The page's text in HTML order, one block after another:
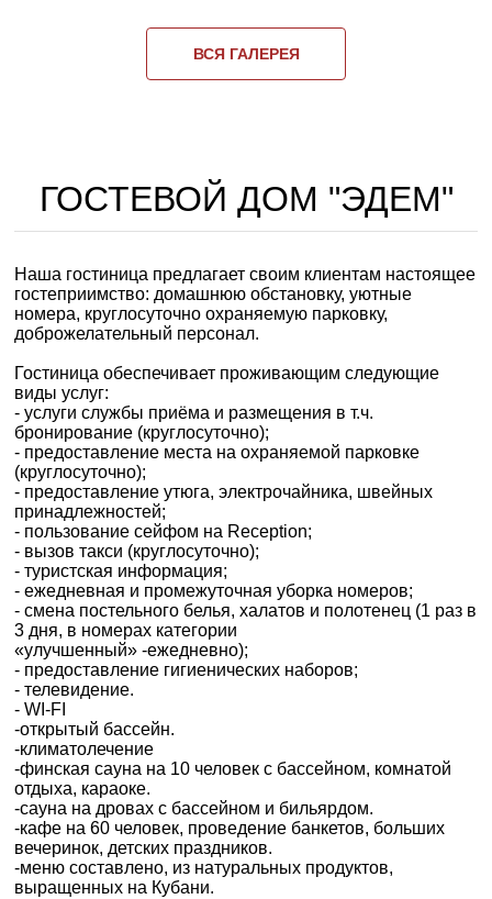
ВСЯ ГАЛЕРЕЯ
ГОСТЕВОЙ ДОМ "ЭДЕМ"
Наша гостиница предлагает своим клиентам настоящее
гостеприимство: домашнюю обстановку, уютные
номера, круглосуточно охраняемую парковку,
доброжелательный персонал.
Гостиница обеспечивает проживающим следующие
виды услуг:
- услуги службы приёма и размещения в т.ч.
бронирование (круглосуточно);
- предоставление места на охраняемой парковке
(круглосуточно);
- предоставление утюга, электрочайника, швейных
принадлежностей;
- пользование сейфом на Reception;
- вызов такси (круглосуточно);
- туристская информация;
- ежедневная и промежуточная уборка номеров;
- смена постельного белья, халатов и полотенец (1 раз в
3 дня, в номерах категории
«улучшенный» -ежедневно);
- предоставление гигиенических наборов;
- телевидение.
- WI-FI
-открытый бассейн.
-климатолечение
-финская сауна на 10 человек с бассейном, комнатой
отдыха, караоке.
-сауна на дровах с бассейном и бильярдом.
-кафе на 60 человек, проведение банкетов, больших
вечеринок, детских праздников.
-меню составлено, из натуральных продуктов,
выращенных на Кубани.